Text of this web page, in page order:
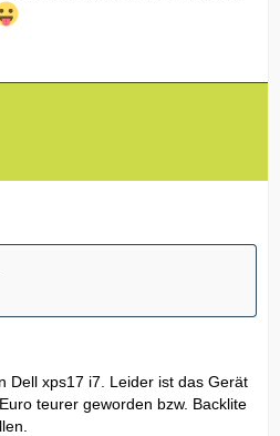
Dell xps17 i7. Leider ist das Gerät
teurer geworden bzw. Backlite